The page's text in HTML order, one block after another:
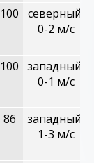
100
северный,
0-2 м/с
100 западный,
0-1 м/с
86
западный,
1-3 м/с